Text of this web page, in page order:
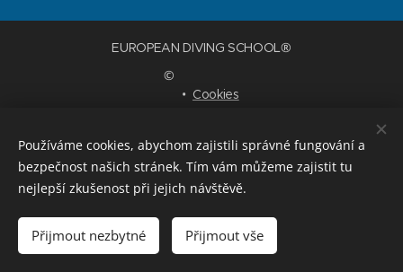
Add to cart
EUROPEAN DIVING SCHOOL®
©
Cookies
Čeština
English Deutsch
Používáme cookies, abychom zajistili správné fungování a
bezpečnost našich stránek. Tím vám můžeme zajistit tu
nejlepší zkušenost při jejich návštěvě.
Přijmout nezbytné Přijmout vše